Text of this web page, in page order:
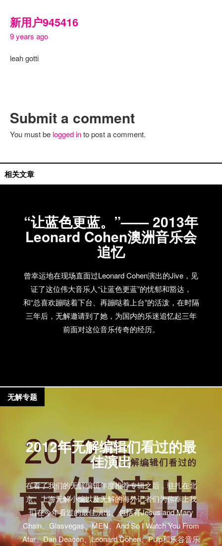
新用户945416
9 years ago
leah gotti
Submit a comment
You must be logged into post a comment.
相关文章
“让蓝色更蓝。”—— 2013年
Leonard Cohen澳洲音乐会
追忆
曾幸运地在现场直面过Leonard Cohen演出的Jive，见
证了这位伟大音乐人“让蓝色更蓝”的忧郁和豁达，
和“总喜欢蹦哒着下台、再蹦哒着上台”的活泼，在时隔
三年后，无解邀请到了她，为国内的乐迷追忆起三年
前面对这位音乐传奇的经历。
现场评论
2012年无解编辑们看过的最
佳演出
在看了我们的无解编辑年度推荐专辑之后，驻扎在北
京、上海无解小编以及无解的海外记者们为你奉上我
们在今年看过的最佳演出。包括有Jesus and Mary
Chain、Glasvegas、MEN、And So I Watch You From
Afar、Dan Deacon、Leonard Cohen、Pulp和乐谷音乐
无解专题